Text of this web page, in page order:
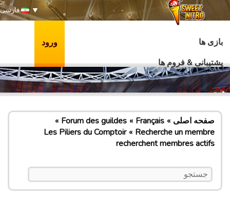
فارسی
بازی ها
پشتیبانی & فروم ها
ورود
صفحه اصلی Français
Forum des guildes
Recherche un membre
Les Piliers du Comptoir
recherchent membres actifs